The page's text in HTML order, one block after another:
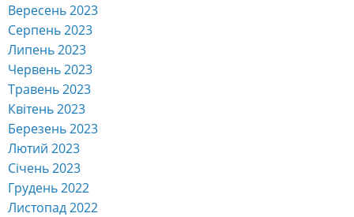
Вересень 2023
Серпень 2023
Липень 2023
Червень 2023
Травень 2023
Квітень 2023
Березень 2023
Лютий 2023
Січень 2023
Грудень 2022
Листопад 2022